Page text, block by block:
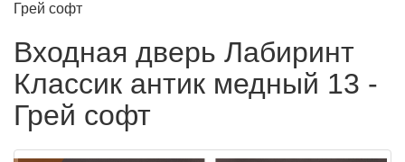
Грей софт
Входная дверь Лабиринт
Классик антик медный 13 -
Грей софт